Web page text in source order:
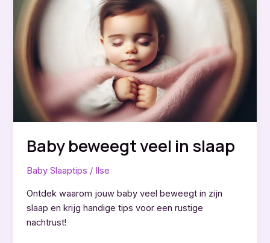
pyjama?
Baby beweegt veel in slaap
Baby Slaaptips / Ilse
Ontdek waarom jouw baby veel beweegt in zijn
slaap en krijg handige tips voor een rustige
nachtrust!